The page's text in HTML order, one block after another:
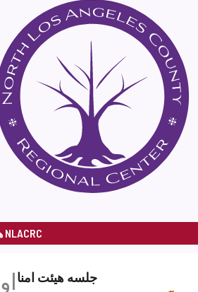
هیئت NLACRC
جلسه هیئت امنا